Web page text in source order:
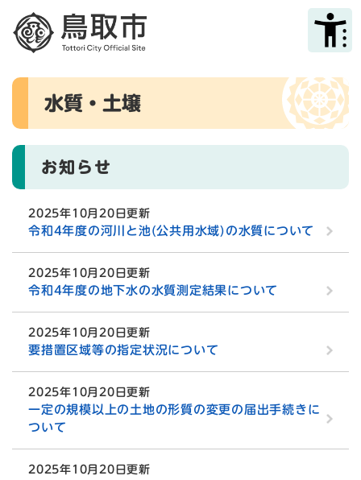
メニューを飛ばして本文へ
本
水質・土壌
お知らせ
2025年10月20日更新
令和4年度の河川と池(公共用水域)の水質について
2025年10月20日更新
令和4年度の地下水の水質測定結果について
2025年10月20日更新
要措置区域等の指定状況について
2025年10月20日更新
一定の規模以上の土地の形質の変更の届出手続きに
ついて
2025年10月20日更新